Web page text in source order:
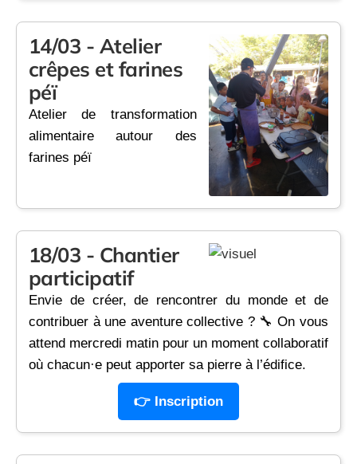
14/03 - Atelier
crêpes et farines
péï
Atelier de transformation
alimentaire autour des
farines péï
18/03 - Chantier
participatif
Envie de créer, de rencontrer du monde et de
contribuer à une aventure collective ? 🔧 On vous
attend mercredi matin pour un moment collaboratif
où chacun·e peut apporter sa pierre à l’édifice.
👉 Inscription